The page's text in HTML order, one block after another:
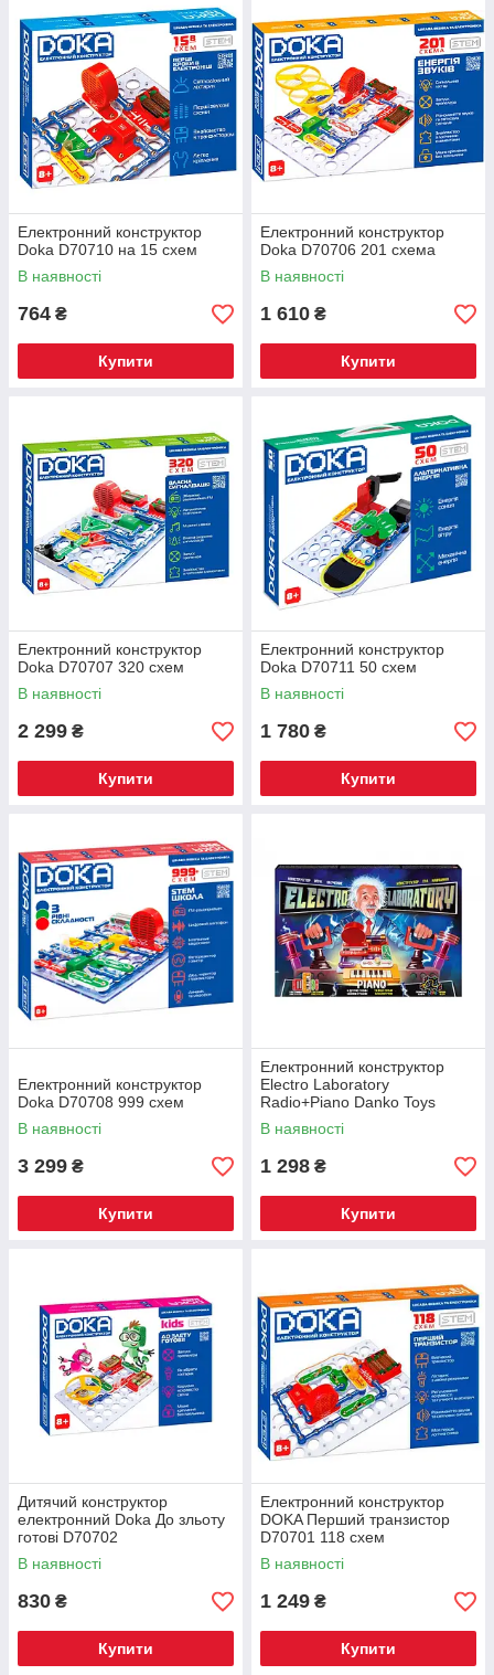
Електронний конструктор
Doka D70710 на 15 схем
В наявності
764 ₴
Купити
Електронний конструктор
Doka D70706 201 схема
В наявності
1 610 ₴
Купити
Електронний конструктор
Doka D70707 320 схем
В наявності
2 299 ₴
Купити
Електронний конструктор
Doka D70711 50 схем
В наявності
1 780 ₴
Купити
Електронний конструктор
Doka D70708 999 схем
В наявності
3 299 ₴
Купити
Електронний конструктор
Electro Laboratory
Radio+Piano Danko Toys
ELab-01-03
В наявності
1 298 ₴
Купити
Дитячий конструктор
електронний Doka До зльоту
готові D70702
В наявності
830 ₴
Купити
Електронний конструктор
DOKA Перший транзистор
D70701 118 схем
В наявності
1 249 ₴
Купити